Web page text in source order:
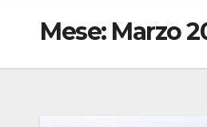
Mese: Marzo